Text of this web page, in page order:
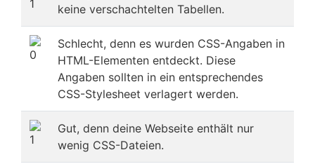
keine verschachtelten Tabellen.
Schlecht, denn es wurden CSS-Angaben in
HTML-Elementen entdeckt. Diese
Angaben sollten in ein entsprechendes
CSS-Stylesheet verlagert werden.
Gut, denn deine Webseite enthält nur
wenig CSS-Dateien.